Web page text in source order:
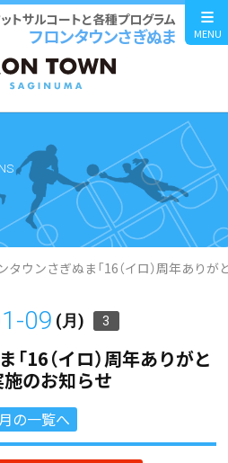
トサルコートと各種プログラム
フロンタウンさぎぬま MENU
タウンさぎぬま「16（イロ）周年あり
09 (月) 3
16（イロ）周年ありがと
のお知らせ
の一覧へ